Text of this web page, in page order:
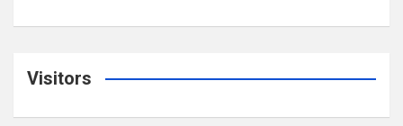
Visitors